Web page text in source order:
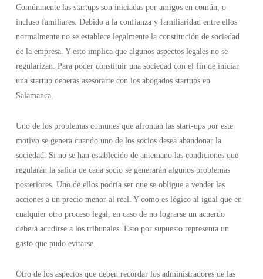
Comúnmente las startups son iniciadas por amigos en común, o
incluso familiares. Debido a la confianza y familiaridad entre ellos
normalmente no se establece legalmente la constitución de sociedad
de la empresa. Y esto implica que algunos aspectos legales no se
regularizan. Para poder constituir una sociedad con el fín de iniciar
una startup deberás asesorarte con los abogados startups en
Salamanca.
Uno de los problemas comunes que afrontan las start-ups por este
motivo se genera cuando uno de los socios desea abandonar la
sociedad. Si no se han establecido de antemano las condiciones que
regularán la salida de cada socio se generarán algunos problemas
posteriores. Uno de ellos podría ser que se obligue a vender las
acciones a un precio menor al real. Y como es lógico al igual que en
cualquier otro proceso legal, en caso de no lograrse un acuerdo
deberá acudirse a los tribunales. Esto por supuesto representa un
gasto que pudo evitarse.
Otro de los aspectos que deben recordar los administradores de las